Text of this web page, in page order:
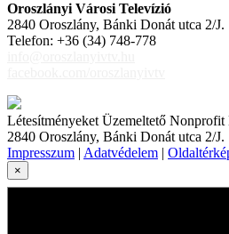
Oroszlányi Városi Televízió
2840 Oroszlány, Bánki Donát utca 2/J.
Telefon: +36 (34) 748-778
Létesítményeket Üzemeltető
2840 Oroszlány, Bánki Donát utca 2/J.
Impresszum | Adatvédelem |
×